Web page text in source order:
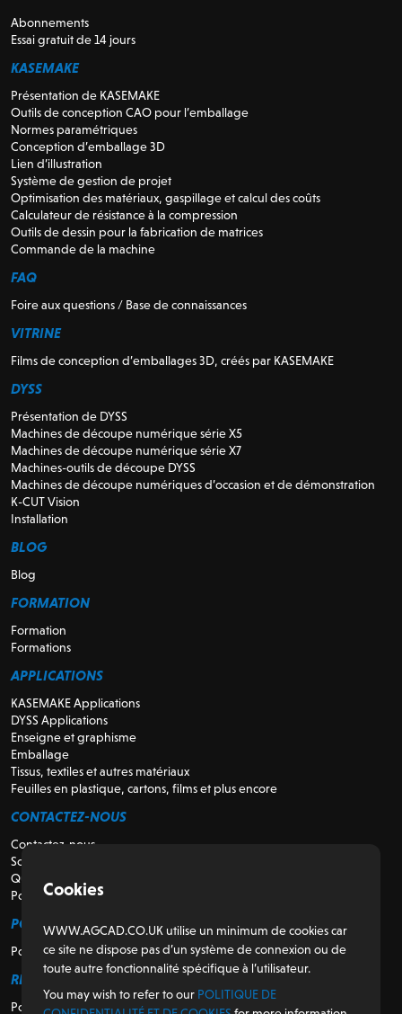
Abonnements
Essai gratuit de 14 jours
KASEMAKE
Présentation de KASEMAKE
Outils de conception CAO pour l’emballage
Normes paramétriques
Conception d’emballage 3D
Lien d’illustration
Système de gestion de projet
Optimisation des matériaux, gaspillage et calcul des coûts
Calculateur de résistance à la compression
Outils de dessin pour la fabrication de matrices
Commande de la machine
FAQ
Foire aux questions / Base de connaissances
VITRINE
Films de conception d’emballages 3D, créés par KASEMAKE
DYSS
Présentation de DYSS
Machines de découpe numérique série X5
Machines de découpe numérique série X7
Machines-outils de découpe DYSS
Machines de découpe numériques d’occasion et de démonstration
K-CUT Vision
Installation
BLOG
Blog
FORMATION
Formation
Formations
APPLICATIONS
KASEMAKE Applications
DYSS Applications
Enseigne et graphisme
Emballage
Tissus, textiles et autres matériaux
Feuilles en plastique, cartons, films et plus encore
CONTACTEZ-NOUS
Contactez-nous
Soutien
Qui sommes-nous
Pour les revendeurs
POUR LES CLIENTS
Portail client
RÉGULATEUR
Politique de confidentialité et de cookies
Cookies
WWW.AGCAD.CO.UK utilise un minimum de cookies car
ce site ne dispose pas d’un système de connexion ou de
toute autre fonctionnalité spécifique à l’utilisateur.
You may wish to refer to our POLITIQUE DE